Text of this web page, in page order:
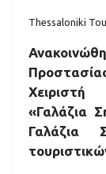
Thessaloniki
Χειριστή
«Γαλάζια
Γαλάζια